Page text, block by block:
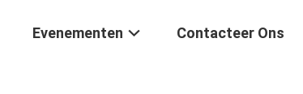
Evenementen Contacteer Ons